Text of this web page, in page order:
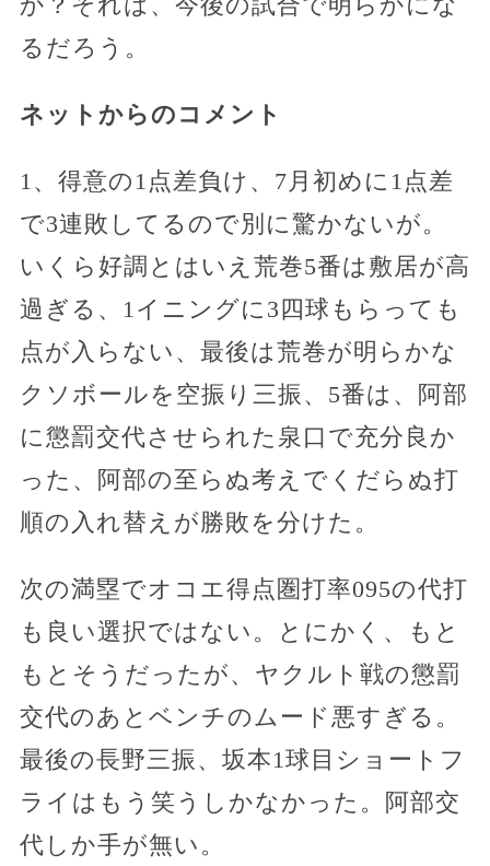
るだろう。
ネットからのコメント
1、得意の1点差負け、7月初めに1点差
で3連敗してるので別に驚かないが。
いくら好調とはいえ荒巻5番は敷居が高
過ぎる、1イニングに3四球もらっても
点が入らない、最後は荒巻が明らかな
クソボールを空振り三振、5番は、阿部
に懲罰交代させられた泉口で充分良か
った、阿部の至らぬ考えでくだらぬ打
順の入れ替えが勝敗を分けた。
次の満塁でオコエ得点圏打率095の代打
も良い選択ではない。とにかく、もと
もとそうだったが、ヤクルト戦の懲罰
交代のあとベンチのムード悪すぎる。
最後の長野三振、坂本1球目ショートフ
ライはもう笑うしかなかった。阿部交
代しか手が無い。